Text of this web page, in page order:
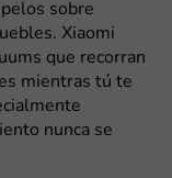
sobre
Xiaomi
que recorran
mientras tú te
nunca se